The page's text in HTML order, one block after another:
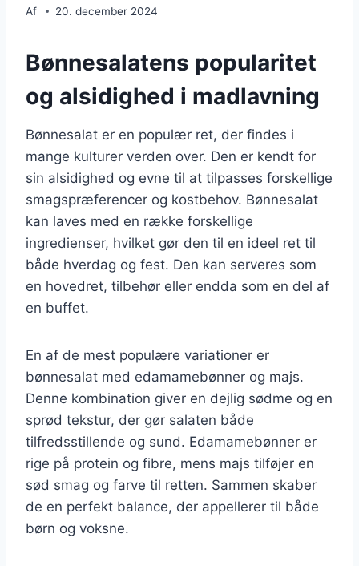
Af 20. december 2024
Bønnesalatens popularitet
og alsidighed i madlavning
Bønnesalat er en populær ret, der findes i
mange kulturer verden over. Den er kendt for
sin alsidighed og evne til at tilpasses forskellige
smagspræferencer og kostbehov. Bønnesalat
kan laves med en række forskellige
ingredienser, hvilket gør den til en ideel ret til
både hverdag og fest. Den kan serveres som
en hovedret, tilbehør eller endda som en del af
en buffet.
En af de mest populære variationer er
bønnesalat med edamamebønner og majs.
Denne kombination giver en dejlig sødme og en
sprød tekstur, der gør salaten både
tilfredsstillende og sund. Edamamebønner er
rige på protein og fibre, mens majs tilføjer en
sød smag og farve til retten. Sammen skaber
de en perfekt balance, der appellerer til både
børn og voksne.